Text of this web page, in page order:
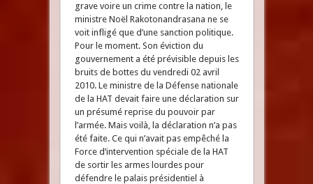
grave voire un crime contre la nation, le
ministre Noël Rakotonandrasana ne se
voit infligé que d’une sanction politique.
Pour le moment. Son éviction du
gouvernement a été prévisible depuis les
bruits de bottes du vendredi 02 avril
2010. Le ministre de la Défense nationale
de la HAT devait faire une déclaration sur
un présumé reprise du pouvoir par
l’armée. Mais voilà, la déclaration n’a pas
été faite. Ce qui n’avait pas empêché la
Force d’intervention spéciale de la HAT
de sortir les armes lourdes pour
défendre le palais présidentiel à